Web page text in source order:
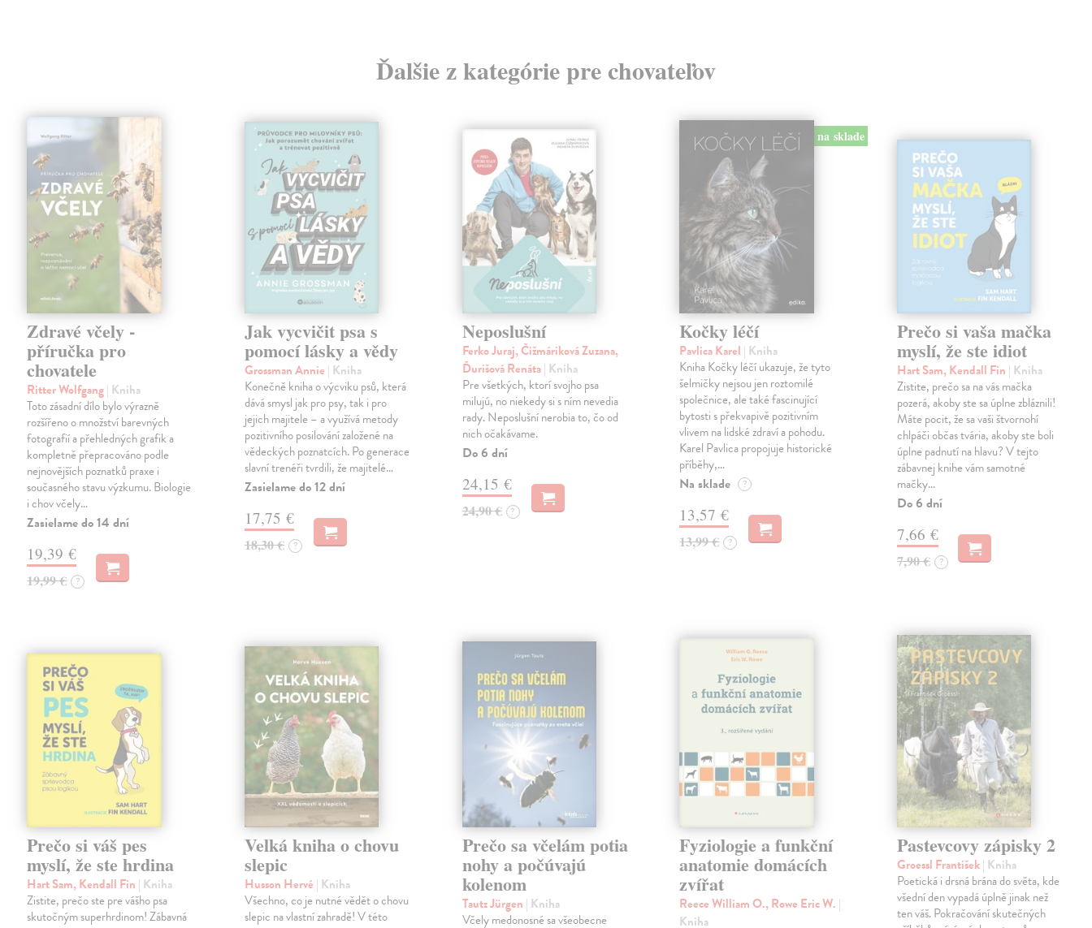
Ďalšie z kategórie pre chovateľov
Zdravé včely -
příručka pro
chovatele
Ritter Wolfgang| Kniha
Toto zásadní dílo bylo výrazně
rozšířeno o množství barevných
fotografií a přehledných grafik a
kompletně přepracováno podle
nejnovějších poznatků praxe i
současného stavu výzkumu. Biologie
i chov včely…
Zasielame do 14 dní
19,39 €
19,99 € ?
Jak vycvičit psa s
pomocí lásky a vědy
Grossman Annie | Kniha
Konečně kniha o výcviku psů, která
dává smysl jak pro psy, tak i pro
jejich majitele – a využívá metody
pozitivního posilování založené na
vědeckých poznatcích. Po generace
slavní trenéři tvrdili, že majitelé…
Zasielame do 12 dní
17,75 €
18,30 € ?
Neposlušní
Ferko Juraj, Čižmáriková Zuzana,
Ďurišová Renáta| Kniha
Pre všetkých, ktorí svojho psa
milujú, no niekedy si s ním nevedia
rady. Neposlušní nerobia to, čo od
nich očakávame.
Do 6 dní
24,15 €
24,90 € ?
na sklade
Kočky léčí
Pavlica Karel | Kniha
Kniha Kočky léčí ukazuje, že tyto
šelmičky nejsou jen roztomilé
společnice, ale také fascinující
bytosti s překvapivě pozitivním
vlivem na lidské zdraví a pohodu.
Karel Pavlica propojuje historické
příběhy,…
Na sklade ?
13,57 €
13,99 € ?
Prečo si vaša mačka
myslí, že ste idiot
Hart Sam, Kendall Fin | Kniha
Zistite, prečo sa na vás mačka
pozerá, akoby ste sa úplne zbláznili!
Máte pocit, že sa vaši štvornohí
chlpáči občas tvária, akoby ste boli
úplne padnutí na hlavu? V tejto
zábavnej knihe vám samotné
mačky…
Do 6 dní
7,66 €
7,90 € ?
Prečo si váš pes
myslí, že ste hrdina
Hart Sam, Kendall Fin | Kniha
Zistite, prečo ste pre vášho psa
skutočným superhrdinom! Zábavná
Velká kniha o chovu
slepic
Husson Hervé | Kniha
Všechno, co je nutné vědět o chovu
slepic na vlastní zahradě! V této
Prečo sa včelám potia
nohy a počúvajú
kolenom
Tautz Jürgen | Kniha
Včely medonosné sa všeobecne
Fyziologie a funkční
anatomie domácích
zvířat
Reece William O., Rowe Eric W. |
Kniha
Pastevcovy zápisky 2
Groessl František| Kniha
Poetická i drsná brána do světa, kde
všední den vypadá úplně jinak než
ten váš. Pokračování skutečných